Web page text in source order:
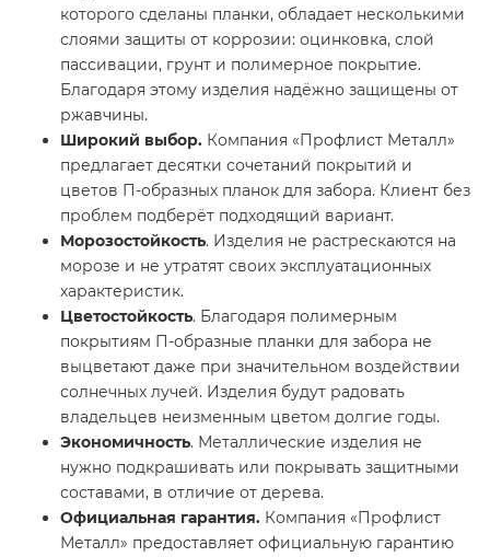
которого сделаны планки, обладает несколькими
слоями защиты от коррозии: оцинковка, слой
пассивации, грунт и полимерное покрытие.
Благодаря этому изделия надёжно защищены от
ржавчины.
Широкий выбор. Компания «Профлист Металл»
предлагает десятки сочетаний покрытий и
цветов П-образных планок для забора. Клиент без
проблем подберёт подходящий вариант.
Морозостойкость. Изделия не растрескаются на
морозе и не утратят своих эксплуатационных
характеристик.
Цветостойкость. Благодаря полимерным
покрытиям П-образные планки для забора не
выцветают даже при значительном воздействии
солнечных лучей. Изделия будут радовать
владельцев неизменным цветом долгие годы.
Экономичность. Металлические изделия не
нужно подкрашивать или покрывать защитными
составами, в отличие от дерева.
Официальная гарантия. Компания «Профлист
Металл» предоставляет официальную гарантию